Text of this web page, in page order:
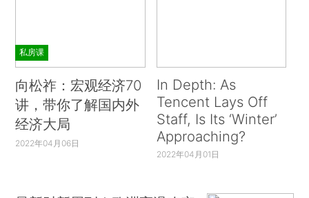
私房课
向松祚：宏观经济70
讲，带你了解国内外
经济大局
2022年04月06日
In Depth: As
Tencent Lays Off
Staff, Is Its ‘Winter’
Approaching?
2022年04月01日